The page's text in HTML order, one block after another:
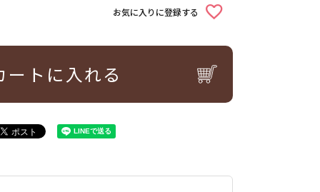
お気に入りに登録する
ートに入れる